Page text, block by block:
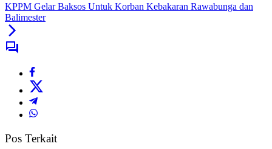
KPPM Gelar Baksos Untuk Korban Kebakaran Rawabunga dan
Balimester
Pos Terkait